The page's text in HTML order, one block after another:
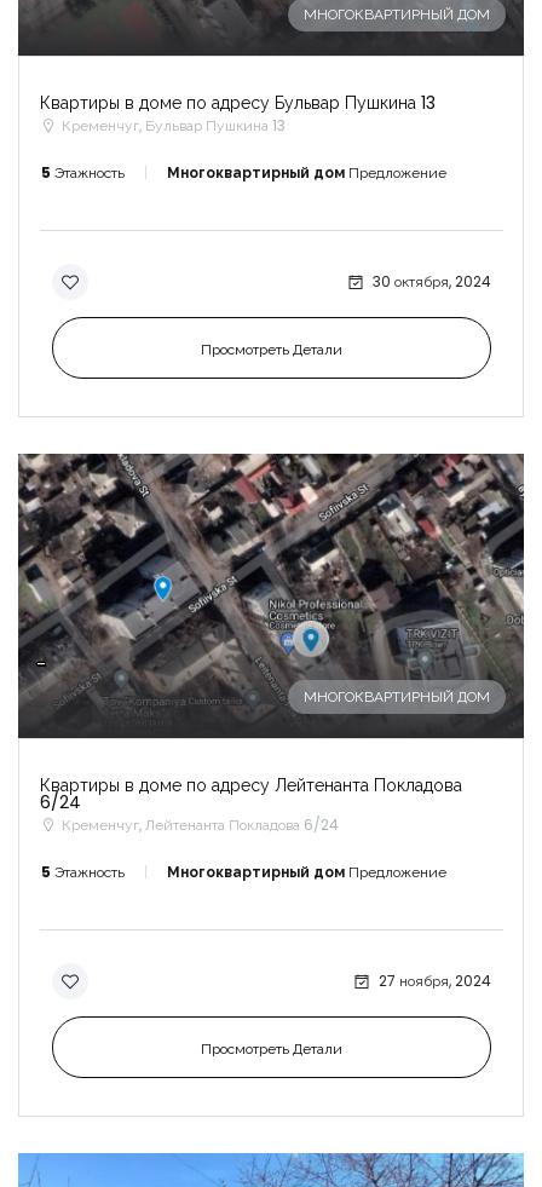
МНОГОКВАРТИРНЫЙ ДОМ
Квартиры в доме по адресу Бульвар Пушкина 13
Кременчуг, Бульвар Пушкина 13
5 Этажность Многоквартирный дом Предложение
30 октября, 2024
Просмотреть Детали
-
МНОГОКВАРТИРНЫЙ ДОМ
Квартиры в доме по адресу Лейтенанта Покладова
6/24
Кременчуг, Лейтенанта Покладова 6/24
5 Этажность Многоквартирный дом Предложение
27 ноября, 2024
Просмотреть Детали